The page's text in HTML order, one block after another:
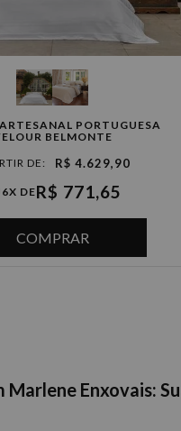
PORTUGUESA
BELMONTE
R$ 4.629,90
6X DER$ 771,65
COMPRAR
Enxovais: